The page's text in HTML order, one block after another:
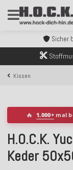
Kostenloser
Sicher
Kostenloser
Über
Sicher
Kostenloser
Kissen
🔥 1.000+mal
H.O.C.K.
Keder